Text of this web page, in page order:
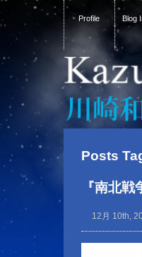
Profile Blog
Posts
『南北
12月 10th,